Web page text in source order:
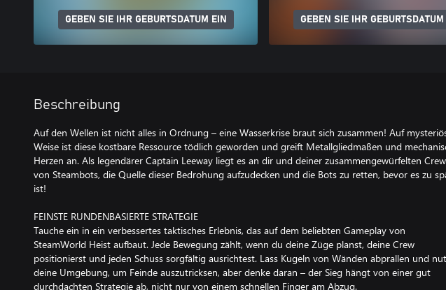
GEBEN SIE IHR GEBURTSDATUM EIN GEBEN SIE IHR GEBURTSDATUM
Beschreibung
Auf den Wellen ist nicht alles in Ordnung – eine Wasserkrise braut sich zusammen! Auf
Weise ist diese kostbare Ressource tödlich geworden und greift Metallgliedmaßen und
Herzen an. Als legendärer Captain Leeway liegt es an dir und deiner zusammengewürfelten Crew
von Steambots, die Quelle dieser Bedrohung aufzudecken und die Bots zu retten, bevor es zu
ist!
FEINSTE RUNDENBASIERTE STRATEGIE
Tauche ein in ein verbessertes taktisches Erlebnis, das auf dem beliebten Gameplay von
SteamWorld Heist aufbaut. Jede Bewegung zählt, wenn du deine Züge planst, deine Crew
positionierst und jeden Schuss sorgfältig ausrichtest. Lass Kugeln von Wänden abprallen und
deine Umgebung, um Feinde auszutricksen, aber denke daran – der Sieg hängt von einer gut
durchdachten Strategie ab, nicht nur von einem schnellen Finger am Abzug.